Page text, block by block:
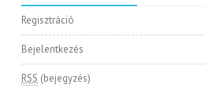
Regisztráció
Bejelentkezés
RSS (bejegyzés)